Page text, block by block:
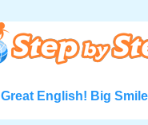
Great English! Big